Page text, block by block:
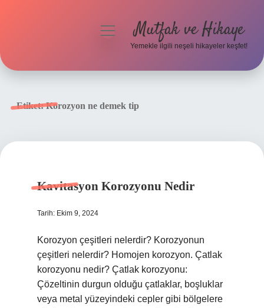
menüyüMutfak ve Hikaye
Yemekle ilgili neşeli hikayeler keşfet!
Etiket:Korozyon ne demek tip
Kavitasyon Korozyonu Nedir
Tarih: Ekim 9, 2024
Korozyon çeşitleri nelerdir? Korozyonun
çeşitleri nelerdir? Homojen korozyon. Çatlak
korozyonu nedir? Çatlak korozyonu:
Çözeltinin durgun olduğu çatlaklar, boşluklar
veya metal yüzeyindeki cepler gibi bölgelere